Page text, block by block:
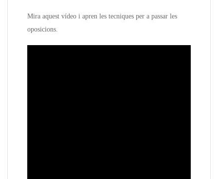
Mira aquest vídeo i apren les tecniques per a passar les
oposicions.